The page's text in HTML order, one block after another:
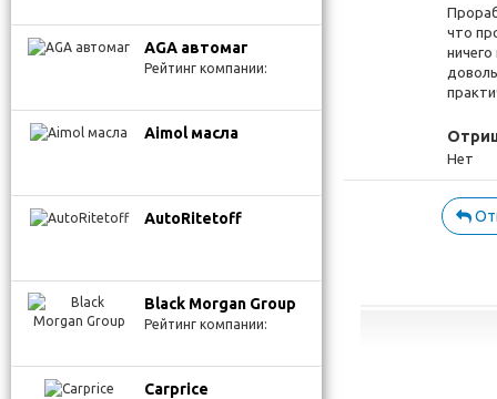
AGA автомаг
Рейтинг компании:
Aimol масла
AutoRitetoff
Black Morgan Group
Рейтинг компании:
Carprice
что
Нет